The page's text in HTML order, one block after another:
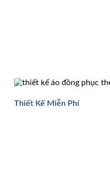
Thiết Kế Miễn Phí